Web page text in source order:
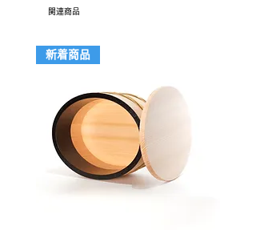
り土鍋炊きご飯の仕上がりがランクア
いです。おひつ効果は期待以上でし
関連商品
新着商品